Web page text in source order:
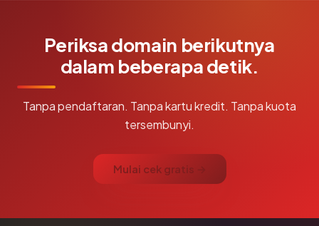
Periksa domain berikutnya
dalam beberapa detik.
Tanpa pendaftaran. Tanpa kartu kredit. Tanpa kuota
tersembunyi.
Mulai cek gratis →